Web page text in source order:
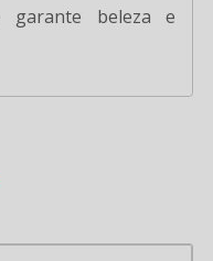
garante beleza e